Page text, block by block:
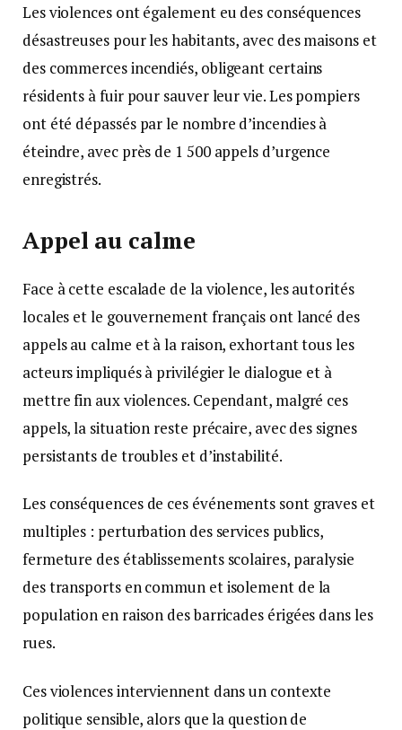
Les violences ont également eu des conséquences
désastreuses pour les habitants, avec des maisons et
des commerces incendiés, obligeant certains
résidents à fuir pour sauver leur vie. Les pompiers
ont été dépassés par le nombre d’incendies à
éteindre, avec près de 1 500 appels d’urgence
enregistrés.
Appel au calme
Face à cette escalade de la violence, les autorités
locales et le gouvernement français ont lancé des
appels au calme et à la raison, exhortant tous les
acteurs impliqués à privilégier le dialogue et à
mettre fin aux violences. Cependant, malgré ces
appels, la situation reste précaire, avec des signes
persistants de troubles et d’instabilité.
Les conséquences de ces événements sont graves et
multiples : perturbation des services publics,
fermeture des établissements scolaires, paralysie
des transports en commun et isolement de la
population en raison des barricades érigées dans les
rues.
Ces violences interviennent dans un contexte
politique sensible, alors que la question de